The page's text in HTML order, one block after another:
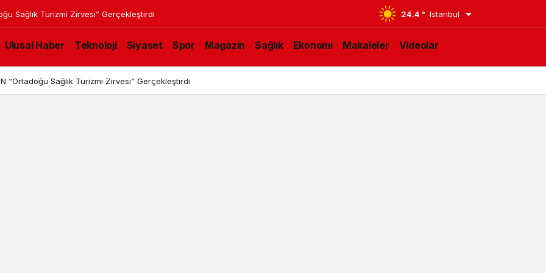
Sağlık Turizmi Zirvesi” Gerçekleştirdi 24.4 ° Istanbul
Ulusal Haber Teknoloji Siyaset Spor Magazin Sağlık Ekonomi Makaleler Videolar
“Ortadoğu Sağlık Turizmi Zirvesi” Gerçekleştirdi